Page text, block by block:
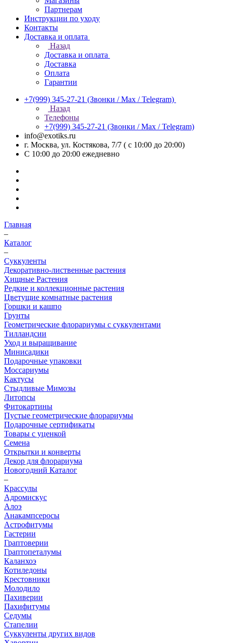
Партнерам
Инструкции по уходу
Контакты
Доставка и оплата
Назад
Доставка и оплата
Доставка
Оплата
Гарантии
+7(999) 345-27-21 (Звонки / Max / Telegram)
Назад
Телефоны
+7(999) 345-27-21 (Звонки / Max / Telegram)
info@exotiks.ru
г. Москва, ул. Костякова, 7/7 ( с 10:00 до 20:00)
С 10:00 до 20:00 ежедневно
Главная
–
Каталог
–
Суккуленты
Декоративно-лиственные растения
Хищные Растения
Редкие и коллекционные растения
Цветущие комнатные растения
Горшки и кашпо
Грунты
Геометрические флорариумы с суккулентами
Тилландсии
Уход и выращивание
Минисадики
Подарочные упаковки
Моссариумы
Кактусы
Стыдливые Мимозы
Литопсы
Фитокартины
Пустые геометрические флорариумы
Подарочные сертификаты
Товары с уценкой
Семена
Открытки и конверты
Декор для флорариума
Новогодний Каталог
–
Крассулы
Адромискус
Алоэ
Анакампсеросы
Астрофитумы
Гастерии
Граптоверии
Граптопеталумы
Каланхоэ
Котиледоны
Крестовники
Молодило
Пахиверии
Пахифитумы
Седумы
Стапелии
Суккуленты других видов